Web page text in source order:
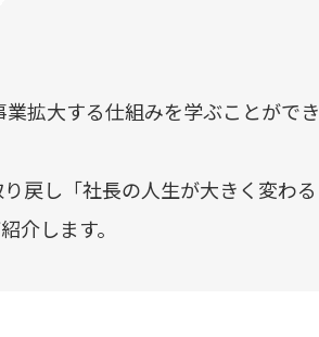
拡大する仕組みを学ぶことができ
戻し「社長の人生が大きく変わる
介します。